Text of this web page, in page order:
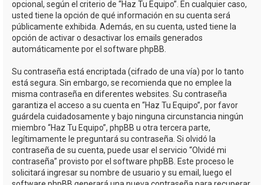
opcional, según el criterio de “Haz Tu Equipo”. En cualquier caso,
usted tiene la opción de qué información en su cuenta será
públicamente exhibida. Además, en su cuenta, usted tiene la
opción de activar o desactivar los emails generados
automáticamente por el software phpBB.
Su contraseña está encriptada (cifrado de una vía) por lo tanto
está segura. Sin embargo, se recomienda que no emplee la
misma contraseña en diferentes websites. Su contraseña
garantiza el acceso a su cuenta en “Haz Tu Equipo”, por favor
guárdela cuidadosamente y bajo ninguna circunstancia ningún
miembro “Haz Tu Equipo”, phpBB u otra tercera parte,
legítimamente le preguntará su contraseña. Si olvidó la
contraseña de su cuenta, puede usar el servicio “Olvidé mi
contraseña” provisto por el software phpBB. Este proceso le
solicitará ingresar su nombre de usuario y su email, luego el